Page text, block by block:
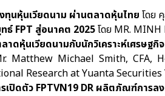
ทุนหุ้นเวียดนาม ผ่านตลาดหุ้นไทย โดย
ทธ์ FPT สู่อนาคต 2025โดย MR.
ลาดหุ้นเวียดนามกับนักวิเคราะห์เศรษฐ
Matthew Michael Smith, CFA,
Research at Yuanta
เปิดตัว FPTVN19 DR ผลิตภัณฑ์การล